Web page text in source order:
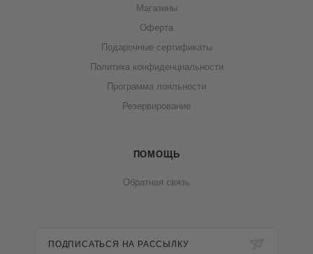
Магазины
Оферта
Подарочные сертификаты
Политика конфиденциальности
Программа лояльности
Резервирование
ПОМОЩЬ
Обратная связь
ПОДПИСАТЬСЯ НА РАССЫЛКУ